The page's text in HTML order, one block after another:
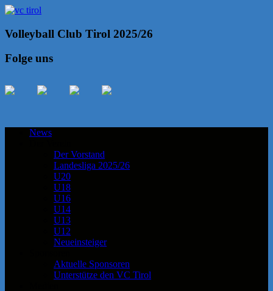
Volleyball Club Tirol 2025/26
Folge uns
News
Der Vorstand
Landesliga 2025/26
U20
U18
U16
U14
U13
U12
Neueinsteiger
Aktuelle Sponsoren
Unterstütze den VC Tirol